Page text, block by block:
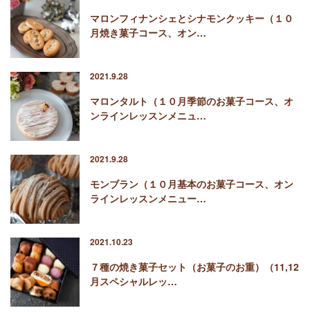
マロンフィナンシェとシナモンクッキー（１０
月焼き菓子コース、オン…
2021.9.28
マロンタルト（１０月季節のお菓子コース、オ
ンラインレッスンメニュ…
2021.9.28
モンブラン（１０月基本のお菓子コース、オン
ラインレッスンメニュー…
2021.10.23
７種の焼き菓子セット（お菓子のお重）（11,12
月スペシャルレッ…